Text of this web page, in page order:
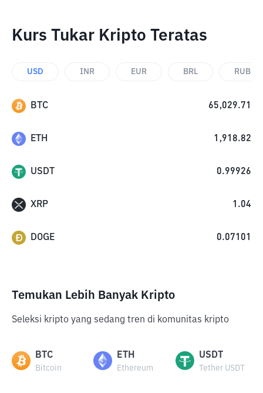
Kurs Tukar Kripto Teratas
USD INR EUR BRL RUB
BTC 65,029.71
ETH 1,918.82
USDT 0.99926
XRP 1.04
DOGE 0.07101
Temukan Lebih Banyak Kripto
Seleksi kripto yang sedang tren di komunitas kripto
BTC
Bitcoin
ETH
Ethereum
USDT
Tether USDT